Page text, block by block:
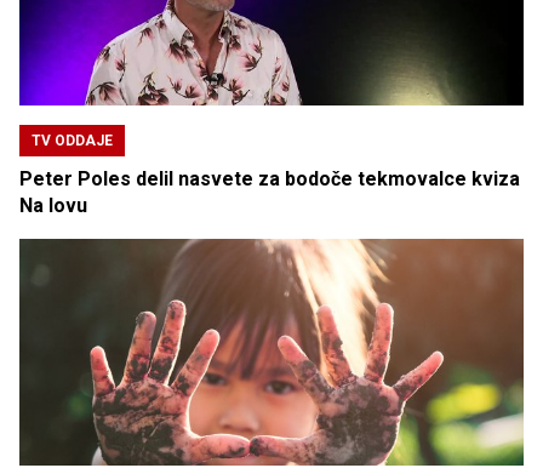
TV ODDAJE
Peter Poles delil nasvete za bodoče tekmovalce kviza
Na lovu